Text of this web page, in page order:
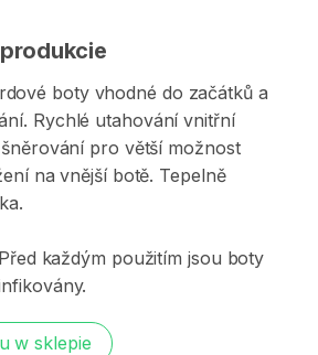
boty vhodné do začátků a
Rychlé utahování vnitřní
šněrování pro větší možnost
na vnější botě. Tepelně
Před každým použitím jsou boty
w sklepie